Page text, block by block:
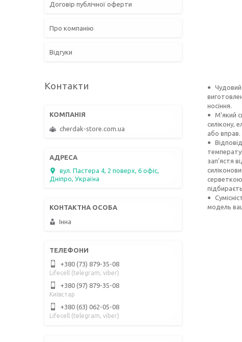
Чудовий
носіння.
М'який
силікону,
або вправ.
зап'ястя
модель
Договір публічної оферти
Про компанію
Відгуки
Контакти
cherdak-store.com.ua
вул. Пастера 4, 2 поверх, 6 офіс,
Дніпро, Україна
Інна
+380 (73) 879-35-08
Lifecell (telegram, viber)
+380 (97) 879-35-08
Київстар
+380 (63) 062-05-08
Lifecell (telegram, viber)